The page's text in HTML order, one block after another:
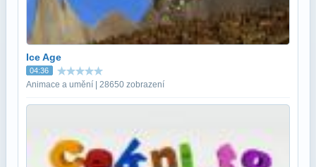
Ice Age
04:36
Animace a umění | 28650 zobrazení